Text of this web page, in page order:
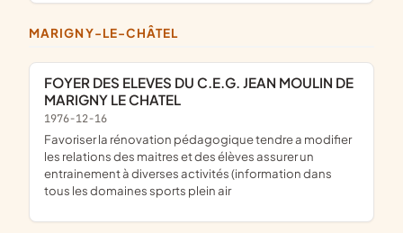
MARIGNY-LE-CHÂTEL
FOYER DES ELEVES DU C.E.G. JEAN MOULIN DE
MARIGNY LE CHATEL
1976-12-16
favoriser la rénovation pédagogique tendre a modifier
les relations des maitres et des élèves assurer un
entrainement à diverses activités (information dans
tous les domaines sports plein air